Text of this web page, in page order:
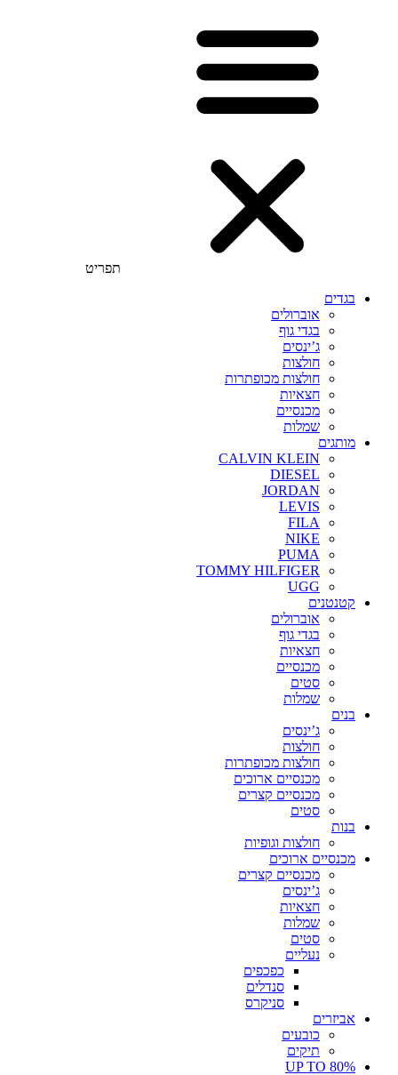
תפריט
בגדים
אוברולים
בגדי גוף
ג’ינסים
חולצות
חולצות מכופתרות
חצאיות
מכנסיים
שמלות
מותגים
CALVIN KLEIN
DIESEL
JORDAN
LEVIS
FILA
NIKE
PUMA
TOMMY HILFIGER
UGG
קטנטנים
אוברולים
בגדי גוף
חצאיות
מכנסיים
סטים
שמלות
בנים
ג’ינסים
חולצות
חולצות מכופתרות
מכנסיים ארוכים
מכנסיים קצרים
סטים
בנות
חולצות וגופיות
מכנסיים ארוכים
מכנסיים קצרים
ג’ינסים
חצאיות
שמלות
סטים
נעליים
כפכפים
סנדלים
סניקרס
אביזרים
כובעים
תיקים
UP TO 80%